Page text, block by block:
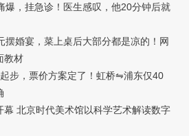
，挂急诊！医生感叹，他20分钟后就
婚宴，菜上桌后大部分都是凉的！网
教材
，票价方案定了！虹桥⇋浦东仅40
北京时代美术馆以科学艺术解读数字